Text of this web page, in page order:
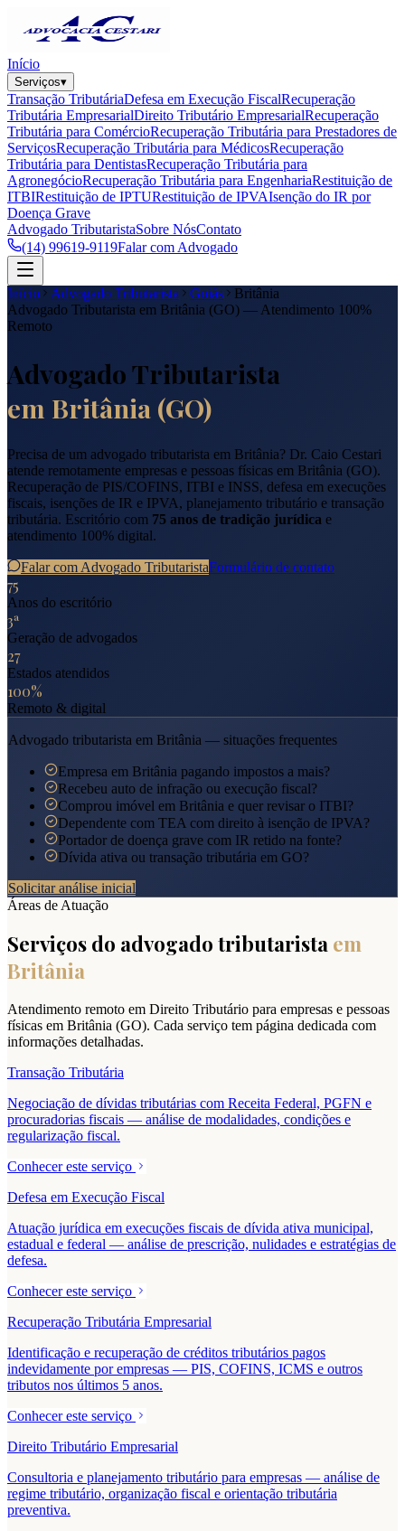
Início
Serviços▾
Transação TributáriaDefesa em Execução FiscalRecuperação
Tributária EmpresarialDireito Tributário EmpresarialRecuperação
Tributária para ComércioRecuperação Tributária para Prestadores de
ServiçosRecuperação Tributária para MédicosRecuperação
Tributária para DentistasRecuperação Tributária para
AgronegócioRecuperação Tributária para EngenhariaRestituição de
ITBIRestituição de IPTURestituição de IPVAIsenção do IR por
Doença Grave
Advogado TributaristaSobre NósContato
(14) 99619-9119Falar com Advogado
Início Advogado Tributarista Goiás
Britânia
Advogado Tributarista em Britânia (GO) — Atendimento 100%
Remoto
Advogado Tributarista
em Britânia (GO)
Precisa de um advogado tributarista em Britânia? Dr. Caio Cestari
atende remotamente empresas e pessoas físicas em Britânia (GO).
Recuperação de PIS/COFINS, ITBI e INSS, defesa em execuções
fiscais, isenções de IR e IPVA, planejamento tributário e transação
tributária. Escritório com 75 anos de tradição jurídica e
atendimento 100% digital.
Falar com Advogado TributaristaFormulário de contato
75
Anos do escritório
3ª
Geração de advogados
27
Estados atendidos
100%
Remoto & digital
Advogado tributarista em Britânia — situações frequentes
Empresa em Britânia pagando impostos a mais?
Recebeu auto de infração ou execução fiscal?
Comprou imóvel em Britânia e quer revisar o ITBI?
Dependente com TEA com direito à isenção de IPVA?
Portador de doença grave com IR retido na fonte?
Dívida ativa ou transação tributária em GO?
Solicitar análise inicial
Áreas de Atuação
Serviços do advogado tributarista em
Britânia
Atendimento remoto em Direito Tributário para empresas e pessoas
físicas em Britânia (GO). Cada serviço tem página dedicada com
informações detalhadas.
Transação Tributária
Negociação de dívidas tributárias com Receita Federal, PGFN e
procuradorias fiscais — análise de modalidades, condições e
regularização fiscal.
Conhecer este serviço
Defesa em Execução Fiscal
Atuação jurídica em execuções fiscais de dívida ativa municipal,
estadual e federal — análise de prescrição, nulidades e estratégias de
defesa.
Conhecer este serviço
Recuperação Tributária Empresarial
Identificação e recuperação de créditos tributários pagos
indevidamente por empresas — PIS, COFINS, ICMS e outros
tributos nos últimos 5 anos.
Conhecer este serviço
Direito Tributário Empresarial
Consultoria e planejamento tributário para empresas — análise de
regime tributário, organização fiscal e orientação tributária
preventiva.